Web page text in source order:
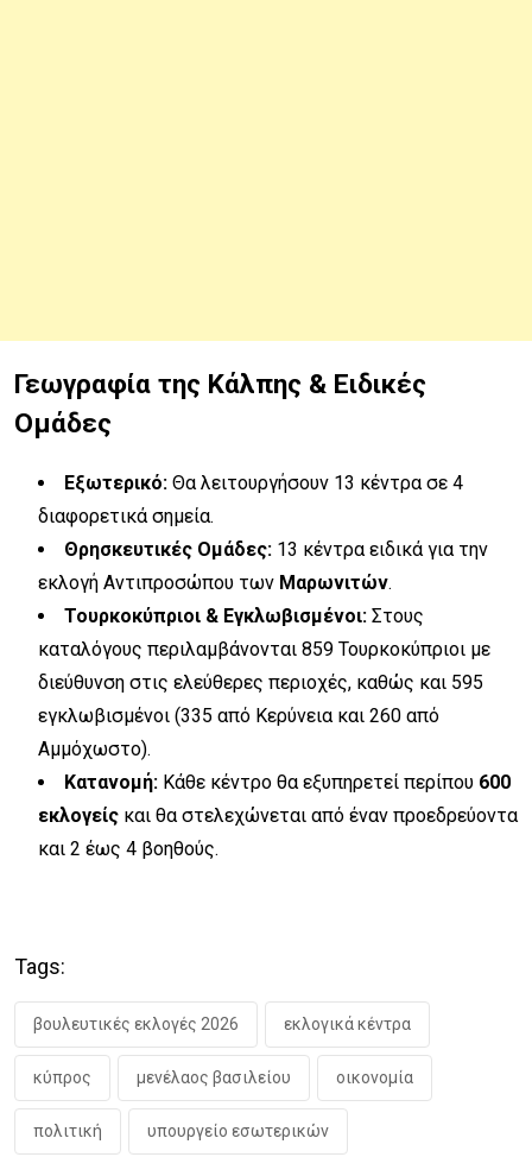
Γεωγραφία της Κάλπης & Ειδικές
Ομάδες
Εξωτερικό: Θα λειτουργήσουν 13 κέντρα σε 4
διαφορετικά σημεία.
Θρησκευτικές Ομάδες: 13 κέντρα ειδικά για την
εκλογή Αντιπροσώπου των Μαρωνιτών.
Τουρκοκύπριοι & Εγκλωβισμένοι: Στους
καταλόγους περιλαμβάνονται 859 Τουρκοκύπριοι με
διεύθυνση στις ελεύθερες περιοχές, καθώς και 595
εγκλωβισμένοι (335 από Κερύνεια και 260 από
Αμμόχωστο).
Κατανομή: Κάθε κέντρο θα εξυπηρετεί περίπου 600
εκλογείς και θα στελεχώνεται από έναν προεδρεύοντα
και 2 έως 4 βοηθούς.
Tags:
βουλευτικές εκλογές 2026 εκλογικά κέντρα
κύπρος μενέλαος βασιλείου οικονομία
πολιτική υπουργείο εσωτερικών